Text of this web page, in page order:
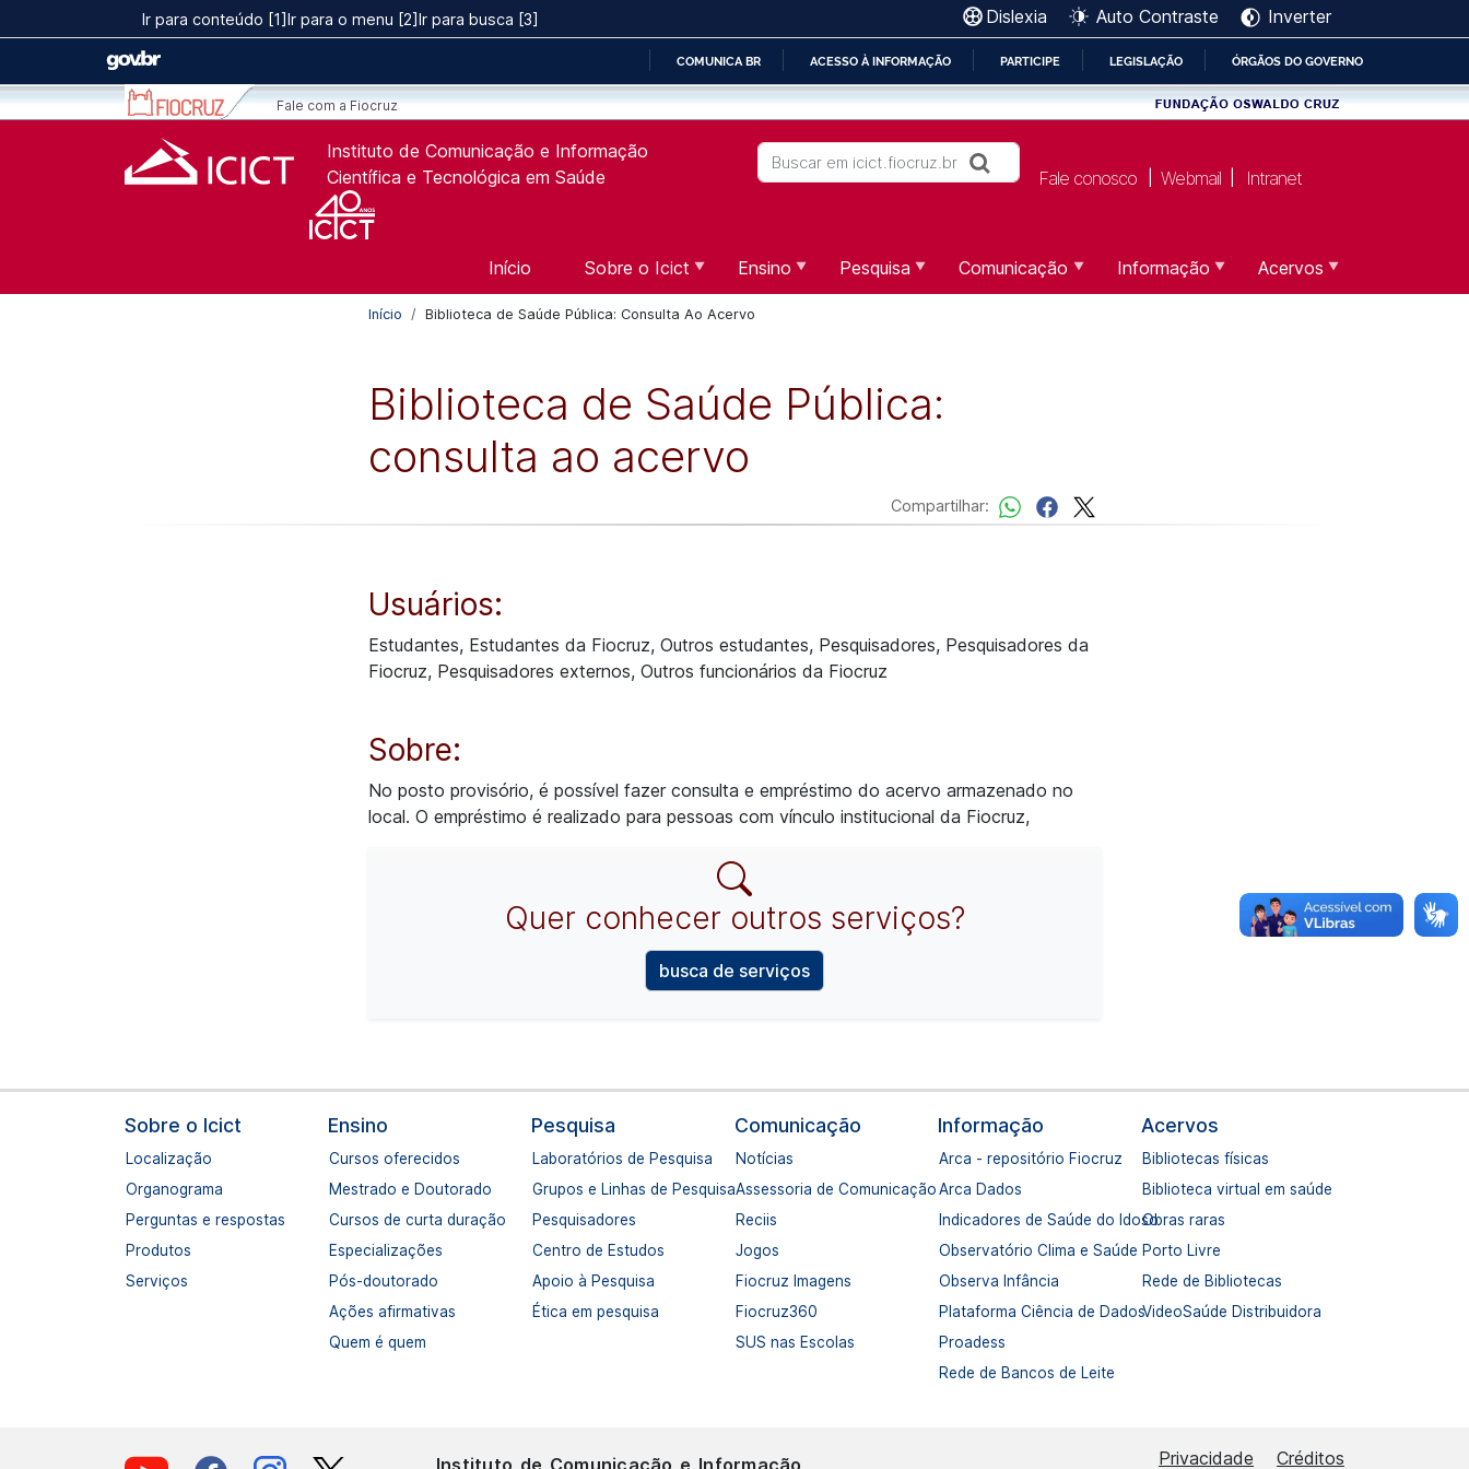
Ir para o conteúdo [1]
Ir para o menu [2]
Ir para a Busca [3]
PARA
CONTEÚDO
COMUNICA BR ACESSO À INFORMAÇÃO PARTICIPE LEGISLAÇÃO ÓRGÃOS DO GOVERNO
Fale com a Fiocruz
Ir para conteúdo [1]Ir para o menu [2]Ir para busca [3] Dislexia Auto Contraste Inverter
Instituto de Comunicação e Informação
Científica e Tecnológica em Saúde
Buscar
Fale conosco
Webmail Intranet
Início Sobre o Icict Ensino Pesquisa Comunicação Informação Acervos
Início Biblioteca de Saúde Pública: Consulta Ao Acervo
Biblioteca de Saúde Pública:
consulta ao acervo
Compartilhar:
Usuários:
Estudantes, Estudantes da Fiocruz, Outros estudantes, Pesquisadores, Pesquisadores da
Fiocruz, Pesquisadores externos, Outros funcionários da Fiocruz
Sobre:
No posto provisório, é possível fazer consulta e empréstimo do acervo armazenado no
local. O empréstimo é realizado para pessoas com vínculo institucional da Fiocruz,
Quer conhecer outros serviços?
busca de serviços
Navegação principal
Sobre o Icict
Localização
Organograma
Perguntas e respostas
Produtos
Serviços
Ensino
Cursos oferecidos
Mestrado e Doutorado
Cursos de curta duração
Especializações
Pós-doutorado
Ações afirmativas
Quem é quem
Pesquisa
Laboratórios de Pesquisa
Grupos e Linhas de Pesquisa
Pesquisadores
Centro de Estudos
Apoio à Pesquisa
Ética em pesquisa
Comunicação
Notícias
Assessoria de Comunicação
Reciis
Jogos
Fiocruz Imagens
Fiocruz360
SUS nas Escolas
Informação
Arca - repositório Fiocruz
Arca Dados
Indicadores de Saúde do Idoso
Observatório Clima e Saúde
Observa Infância
Plataforma Ciência de Dados
Proadess
Rede de Bancos de Leite
Acervos
Bibliotecas físicas
Biblioteca virtual em saúde
Obras raras
Porto Livre
Rede de Bibliotecas
VideoSaúde Distribuidora
Instituto de Comunicação e Informação Privacidade Créditos